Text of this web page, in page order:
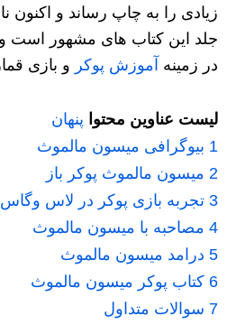
زیادی را به چاپ رساند و اکنون
جلد این کتاب های مشهور است
در زمینه آموزش پوکر و بازی
لیست عناوین محتوا پنهان
1 بیوگرافی میسون مالموث
2 میسون مالموث پوکر باز
3 تجربه بازی پوکر در لاس وگاس
4 مصاحبه با میسون مالموث
5 درامد میسون مالموث
6 کتاب پوکر میسون مالموث
7 سوالات متداول